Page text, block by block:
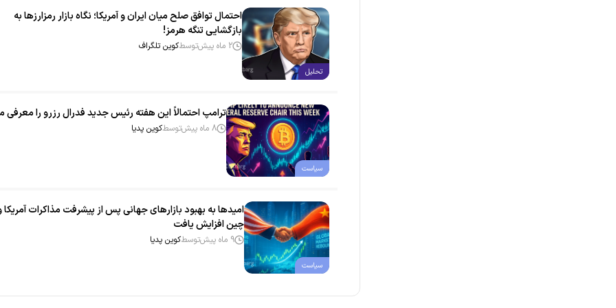
تحلیل
احتمال توافق صلح میان ایران و آمریکا؛ نگاه بازار رمزارزها به
بازگشایی تنگه هرمز!
2 ماه پیش توسطکوین تلگراف
سیاست
ترامپ احتمالاً این هفته رئیس جدید فدرال رزرو را معرفی
8 ماه پیش توسطکوین پدیا
سیاست
امیدها به بهبود بازارهای جهانی پس از پیشرفت مذاکرات آمریکا
چین افزایش یافت
9 ماه پیش توسطکوین پدیا